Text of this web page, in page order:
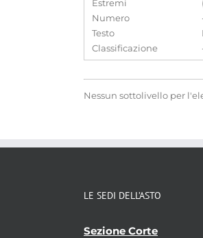
Estremi
Numero
Testo
Classificazione
Nessun sottolivello per
LE SEDI DELL’ASTO
Sezione Corte